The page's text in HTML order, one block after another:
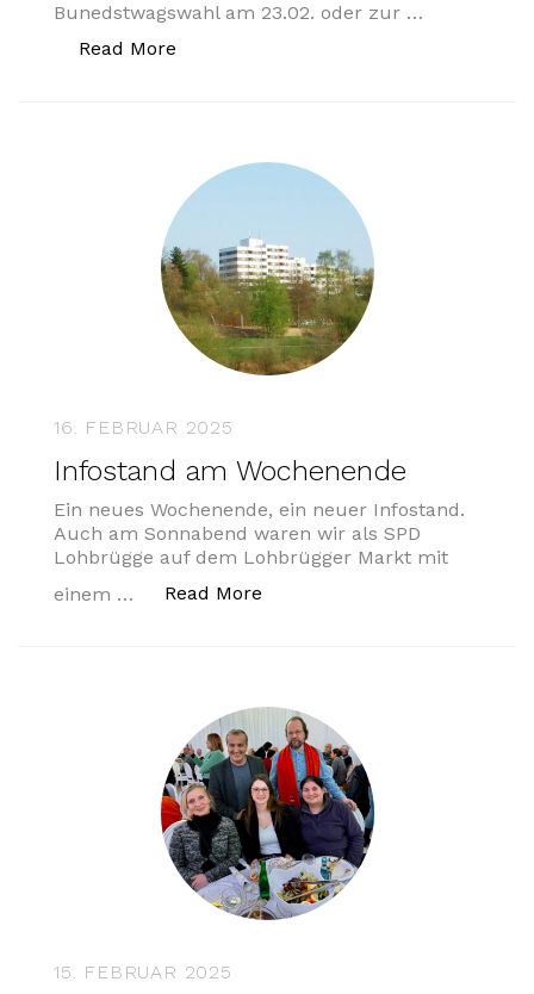
Bunedstwagswahl am 23.02. oder zur …
Read More
16. FEBRUAR 2025
Infostand am Wochenende
Ein neues Wochenende, ein neuer Infostand.
Auch am Sonnabend waren wir als SPD
Lohbrügge auf dem Lohbrügger Markt mit
einem …
Read More
15. FEBRUAR 2025